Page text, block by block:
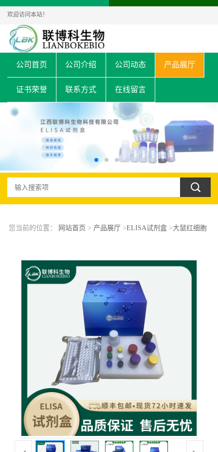
欢迎访问本站！
公司首页 公司介绍 公司动态 产品展厅
证书荣誉 联系方式 在线留言
您当前的位置： 网站首页 > 产品展厅 >ELISA试剂盒>大鼠红细胞